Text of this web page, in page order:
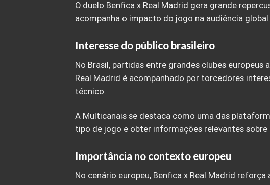
O duelo Benfica x Real Madrid gera grande
acompanha o impacto do jogo na audiência
Interesse do público brasileiro
No Brasil, partidas entre grandes clubes
Real Madrid é acompanhado por torcedores
técnico.
A Multicanais se destaca como uma das
tipo de jogo e obter informações relevantes
Importância no contexto europeu
No cenário europeu, Benfica x Real Madrid